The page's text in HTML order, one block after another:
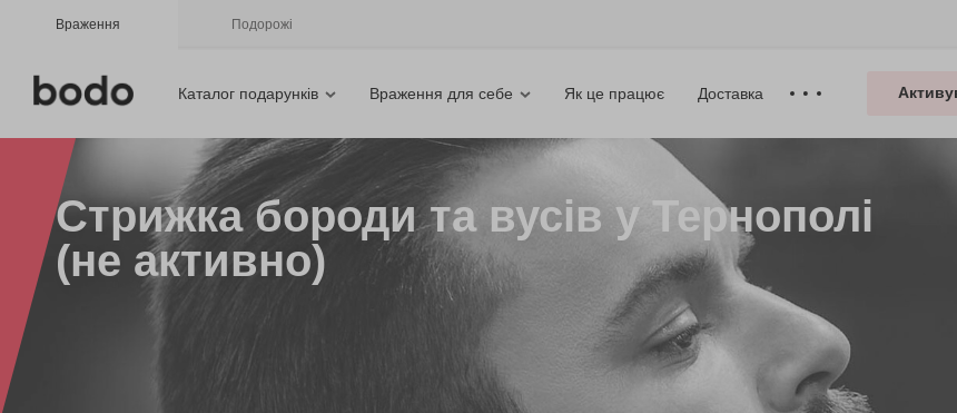
Враження Подорожі
Каталог подарунків Враження для себе Як це працює Доставка
Стрижка бороди та вусів у Тернополі
(не активно)